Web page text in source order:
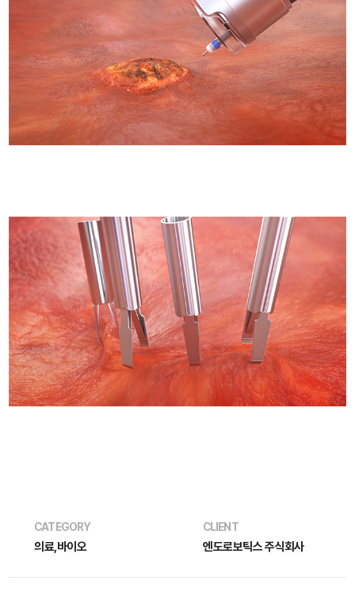
CATEGORY
의료,바이오
CLIENT
엔도로보틱스 주식회사